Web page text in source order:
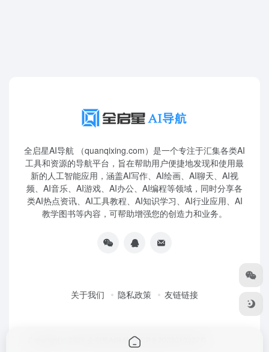
全启星AI导航 （quanqixing.com）是一个专注于汇集各类AI
工具和资源的导航平台，旨在帮助用户便捷地发现和使用最
新的人工智能应用，涵盖AI写作、AI绘画、AI聊天、AI视
频、AI音乐、AI游戏、AI办公、AI编程等领域，同时分享各
类AI热点资讯、AI工具教程、AI知识学习、AI行业应用、AI
教学图书等内容，可帮助增强您的创造力和业务。
关于我们 隐私政策 友链链接
全启星AI导航鲁ICP备2023010227号